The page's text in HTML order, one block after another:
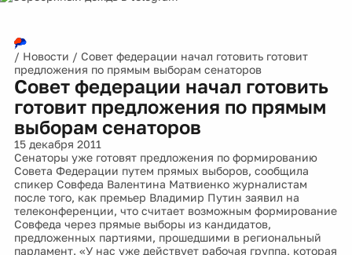
/ Новости / Совет федерации начал готовить готовит
предложения по прямым выборам сенаторов
Совет федерации начал готовить
готовит предложения по прямым
выборам сенаторов
15 декабря 2011
Сенаторы уже готовят предложения по формированию
Совета Федерации путем прямых выборов, сообщила
спикер Совфеда Валентина Матвиенко журналистам
после того, как премьер Владимир Путин заявил на
телеконференции, что считает возможным формирование
Совфеда через прямые выборы из кандидатов,
предложенных партиями, прошедшими в региональный
парламент. «У нас уже действует рабочая группа, которая